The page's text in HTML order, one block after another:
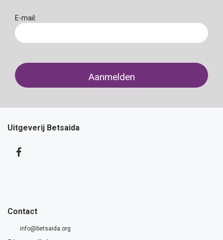
E-mail:
Uitgeverij Betsaida
Contact
info@betsaida.org